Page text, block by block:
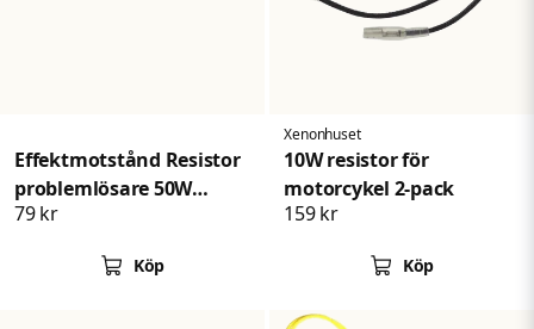
Effektmotstånd Resistor
problemlösare 50W
6Ohm 2-pack
79 kr
Köp
Xenonhuset
10W resistor för
motorcykel 2-pack
159 kr
Köp